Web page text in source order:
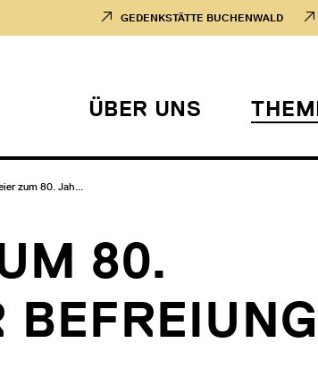
GEDENKSTÄTTE BUCHENWALD
ÜBER UNS
zum 80. Jah...
80.
BEFREIUNG